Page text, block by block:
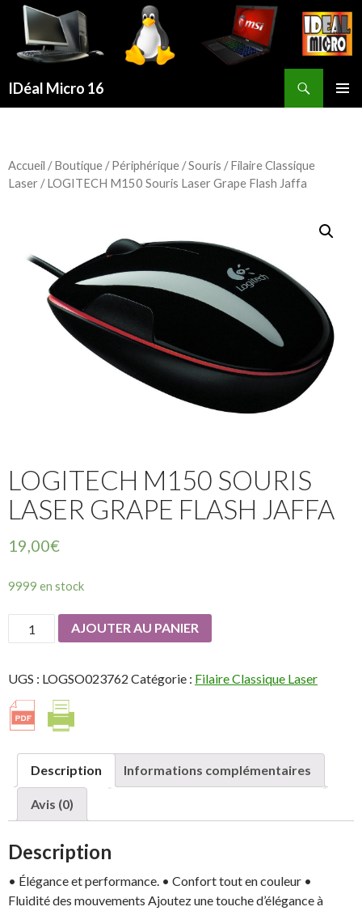
IDéal Micro 16
Accueil /Boutique /Périphérique /Souris /Filaire Classique
Laser / LOGITECH M150 Souris Laser Grape Flash Jaffa
LOGITECH M150 SOURIS
LASER GRAPE FLASH JAFFA
19,00€
9999 en stock
quantité
de
M150
Souris
Laser
Flash
Jaffa
AJOUTER AU PANIER
UGS : LOGSO023762 Catégorie : Filaire Classique Laser
Description Informations complémentaires
Avis (0)
Description
• Élégance et performance. • Confort tout en couleur •
Fluidité des mouvements Ajoutez une touche d’élégance à